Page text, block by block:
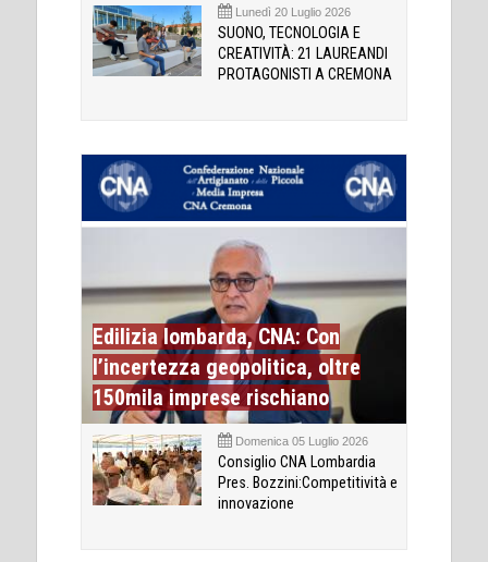
Lunedì 20 Luglio 2026
SUONO, TECNOLOGIA E
CREATIVITÀ: 21 LAUREANDI
PROTAGONISTI A CREMONA
Edilizia lombarda, CNA: Con
l’incertezza geopolitica, oltre
150mila imprese rischiano
Domenica 05 Luglio 2026
Consiglio CNA Lombardia
Pres. Bozzini:Competitività e
innovazione